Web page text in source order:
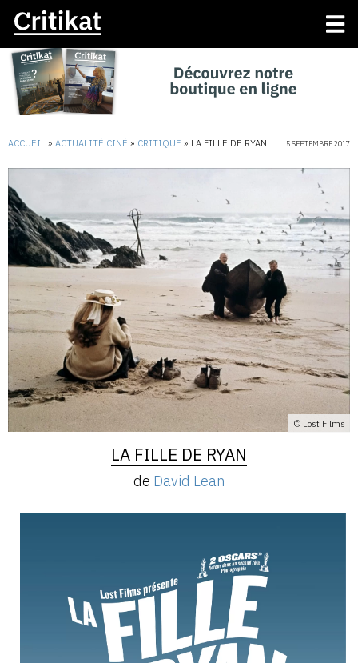
ACCUEIL » ACTUALITÉ CINÉ » CRITIQUE » LA FILLE DE RYAN 5 SEPTEMBRE 2017
© Lost Films
LA FILLE DE RYAN
de David Lean